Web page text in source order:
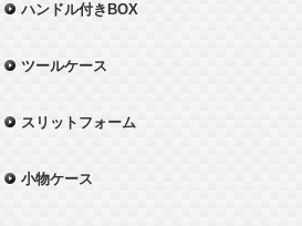
ハンドル付きBOX
ツールケース
スリットフォーム
小物ケース